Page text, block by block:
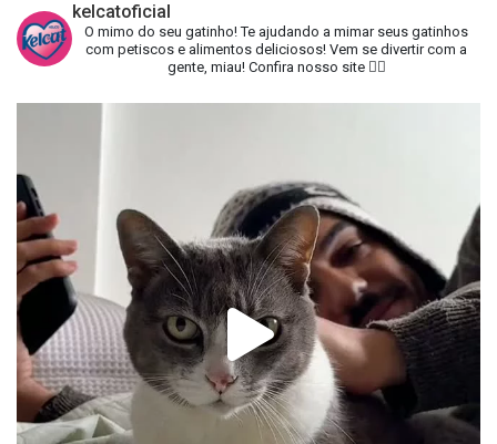
kelcatoficial
O mimo do seu gatinho!Te ajudando a mimar seus gatinhos
com petiscos e alimentos deliciosos! Vem se divertir com a
gente, miau!Confira nosso site 👇🏻